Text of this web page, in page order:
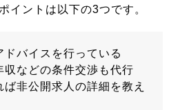
イントは以下の3つです。
ドバイスを行っている
収などの条件交渉も代行
ば非公開求人の詳細を教え